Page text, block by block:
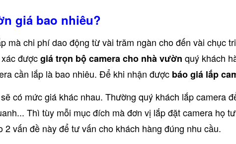
giá bao nhiêu?
mà chi phí dao động từ vài trăm ngàn cho đến vài chục
đượcgiá trọn bộ camera cho nhà vườn quý khách
cần lắp là bao nhiêu. Để khi nhận được báo giá lắp
có mức giá khác nhau. Thường quý khách lắp camera
Thì tùy mỗi mục đích mà đơn vị lắp đặt camera họ
vấn đề này để tư vấn cho khách hàng đúng nhu cầu.